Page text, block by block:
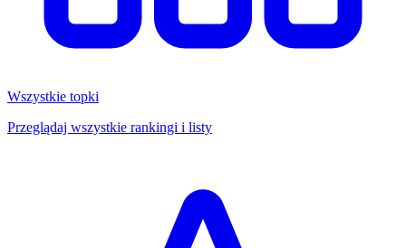
Wszystkie topki
Przeglądaj wszystkie rankingi i listy